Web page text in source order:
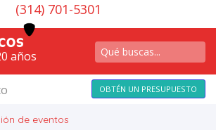
(314) 701-5301
años
OBTÉN UN PRESUPUESTO
de eventos